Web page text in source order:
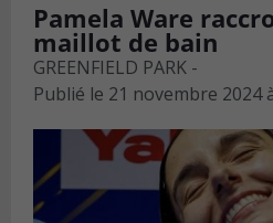
Pamela Ware
maillot de bain
GREENFIELD PARK -
Publié le 21 novembre 2024